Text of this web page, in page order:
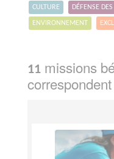
CULTURE DÉFENSE
ENVIRONNEMENT
11 missions